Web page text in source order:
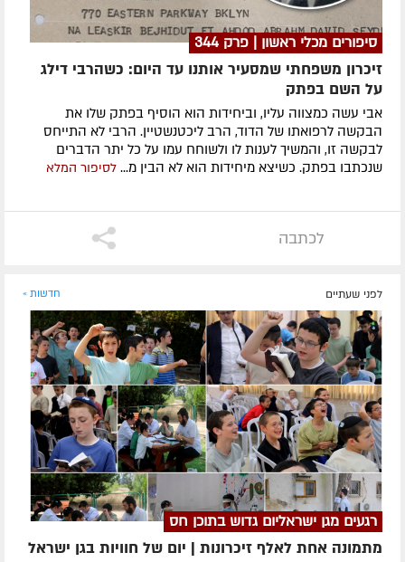
סיפורים מכלי ראשון | פרק 344
זיכרון משפחתי שמסעיר אותנו עד היום: כשהרבי דילג
על השם בפתק
אבי עשה כמצווה עליו, וביחידות הוא הוסיף בפתק שלו את
הבקשה לרפואתו של הדוד, הרב ליכטנשטיין. הרבי לא התייחס
לבקשה זו, והמשיך לענות לו ולשוחח עמו על כל יתר הדברים
שנכתבו בפתק. כשיצא מיחידות הוא לא הבין מ... לסיפור המלא
לכתבה
לפני שעתיים חדשות »
רגעים מגן ישראליום גדוש בתוכן חס
מתמונה אחת לאלף זיכרונות | יום של חוויות בגן ישראל